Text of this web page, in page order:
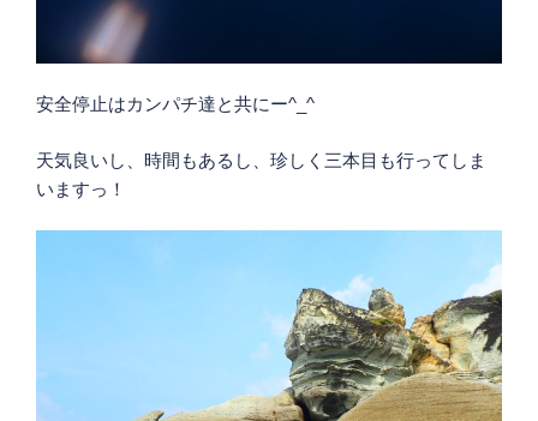
安全停止はカンパチ達と共にー^_^
天気良いし、時間もあるし、珍しく三本目も行ってしま
いますっ！